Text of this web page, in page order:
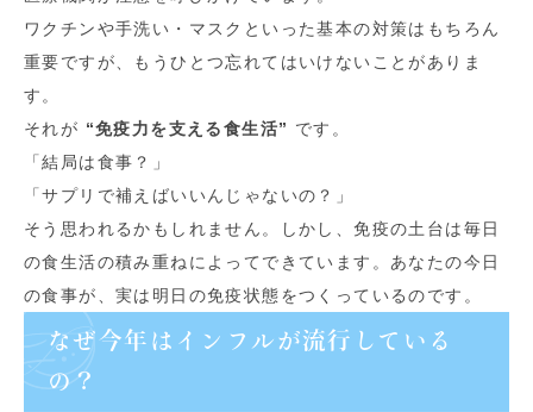
ワクチンや手洗い・マスクといった基本の対策はもちろん
重要ですが、もうひとつ忘れてはいけないことがありま
す。
それが “免疫力を支える食生活” です。
「結局は食事？」
「サプリで補えばいいんじゃないの？」
そう思われるかもしれません。しかし、免疫の土台は毎日
の食生活の積み重ねによってできています。あなたの今日
の食事が、実は明日の免疫状態をつくっているのです。
なぜ今年はインフルが流行している
の？